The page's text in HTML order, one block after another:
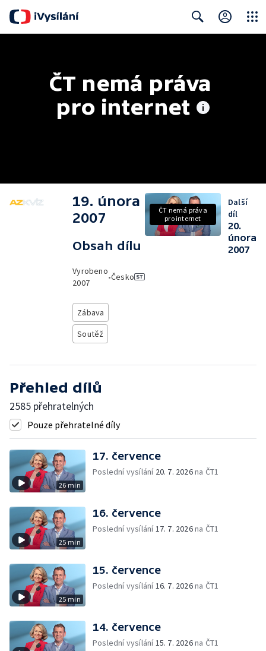
ČT nemá práva
pro internet
19. února
2007
Obsah dílu
Vyrobeno
2007
•Česko
Zábava
Soutěž
ČT nemá práva
pro internet
Další
díl
20.
února
2007
Přehled dílů
2585 přehratelných
Pouze přehratelné díly
26 min
17. července
Poslední vysílání 20. 7. 2026na ČT1
25 min
16. července
Poslední vysílání17. 7. 2026na ČT1
25 min
15. července
Poslední vysílání16. 7. 2026na ČT1
14. července
Poslední vysílání15. 7. 2026na ČT1